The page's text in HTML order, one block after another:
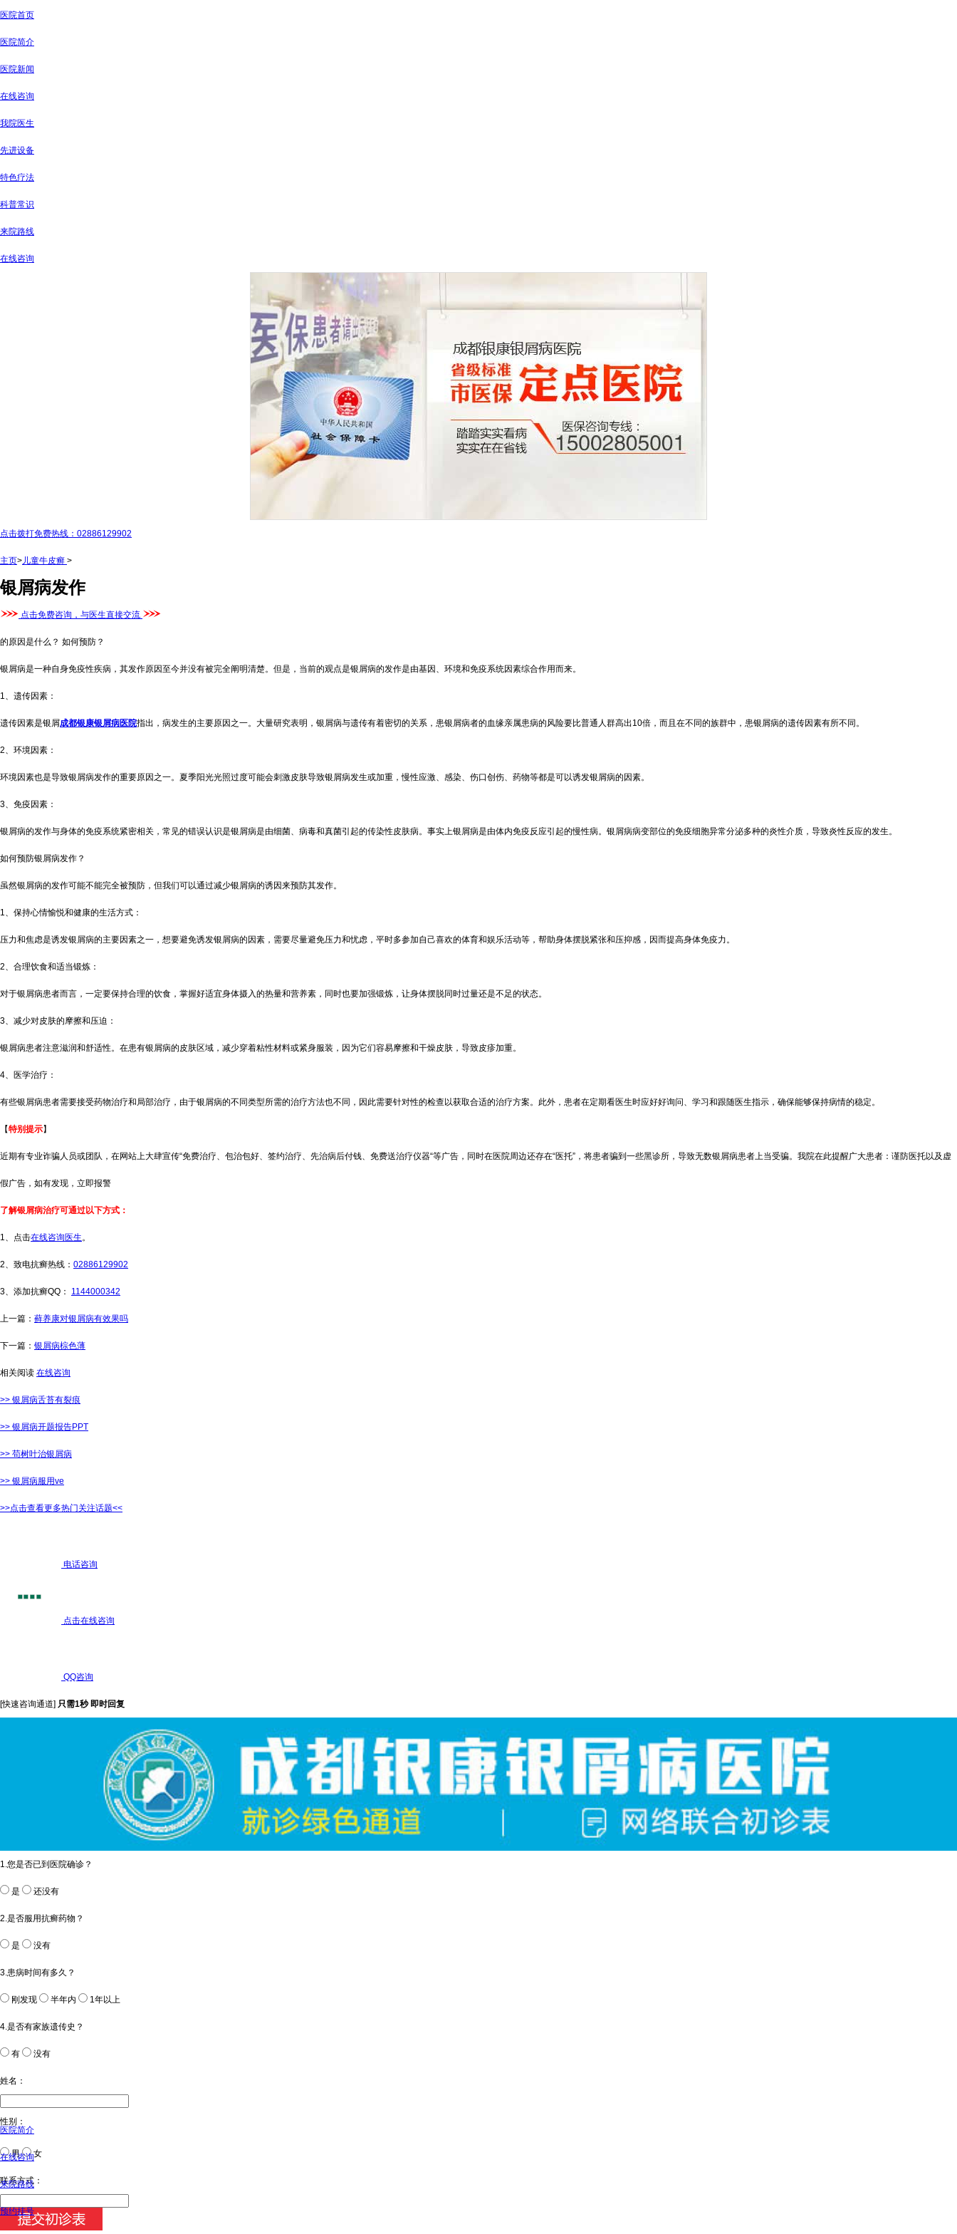
医院首页
医院简介
医院新闻
在线咨询
我院医生
先进设备
特色疗法
科普常识
来院路线
在线咨询
点击拨打免费热线：02886129902
主页>儿童牛皮癣 >
银屑病发作
点击免费咨询，与医生直接交流
的原因是什么？ 如何预防？
银屑病是一种自身免疫性疾病，其发作原因至今并没有被完全阐明清楚。但是，当前的观点是银屑病的发作是由基因、环境和免疫系统因素综合作用而来。
1、遗传因素：
遗传因素是银屑成都银康银屑病医院指出，病发生的主要原因之一。大量研究表明，银屑病与遗传有着密切的关系，患银屑病者的血缘亲属患病的风险要比普通人群高出10倍，而且在不同的族群中，患银屑病的遗传因素有所不同。
2、环境因素：
环境因素也是导致银屑病发作的重要原因之一。夏季阳光光照过度可能会刺激皮肤导致银屑病发生或加重，慢性应激、感染、伤口创伤、药物等都是可以诱发银屑病的因素。
3、免疫因素：
银屑病的发作与身体的免疫系统紧密相关，常见的错误认识是银屑病是由细菌、病毒和真菌引起的传染性皮肤病。事实上银屑病是由体内免疫反应引起的慢性病。银屑病病变部位的免疫细胞异常分泌多种的炎性介质，导致炎性反应的发生。
如何预防银屑病发作？
虽然银屑病的发作可能不能完全被预防，但我们可以通过减少银屑病的诱因来预防其发作。
1、保持心情愉悦和健康的生活方式：
压力和焦虑是诱发银屑病的主要因素之一，想要避免诱发银屑病的因素，需要尽量避免压力和忧虑，平时多参加自己喜欢的体育和娱乐活动等，帮助身体摆脱紧张和压抑感，因而提高身体免疫力。
2、合理饮食和适当锻炼：
对于银屑病患者而言，一定要保持合理的饮食，掌握好适宜身体摄入的热量和营养素，同时也要加强锻炼，让身体摆脱同时过量还是不足的状态。
3、减少对皮肤的摩擦和压迫：
银屑病患者注意滋润和舒适性。在患有银屑病的皮肤区域，减少穿着粘性材料或紧身服装，因为它们容易摩擦和干燥皮肤，导致皮疹加重。
4、医学治疗：
有些银屑病患者需要接受药物治疗和局部治疗，由于银屑病的不同类型所需的治疗方法也不同，因此需要针对性的检查以获取合适的治疗方案。此外，患者在定期看医生时应好好询问、学习和跟随医生指示，确保能够保持病情的稳定。
【特别提示】
近期有专业诈骗人员或团队，在网站上大肆宣传“免费治疗、包治包好、签约治疗、先治病后付钱、免费送治疗仪器“等广告，同时在医院周边还存在“医托”，将患者骗到一些黑诊所，导致无数银屑病患者上当受骗。我院在此提醒广大患者：谨防医托以及虚
假广告，如有发现，立即报警
了解银屑病治疗可通过以下方式：
1、点击在线咨询医生。
2、致电抗癣热线： 02886129902
3、添加抗癣QQ： 1144000342
上一篇： 藓养康对银屑病有效果吗
下一篇： 银屑病棕色薄
相关阅读 在线咨询
>> 银屑病舌苔有裂痕
>> 银屑病开题报告PPT
>> 苟树叶治银屑病
>> 银屑病服用ve
>>点击查看更多热门关注话题<<
电话咨询
点击在线咨询
QQ咨询
[快速咨询通道] 只需1秒 即时回复
1.您是否已到医院确诊？
是 还没有
2.是否服用抗癣药物？
是 没有
3.患病时间有多久？
刚发现 半年内 1年以上
4.是否有家族遗传史？
有 没有
姓名：
性别：
男 女
今天日期：
联系方式：
医院简介
在线咨询
来院路线
预约挂号